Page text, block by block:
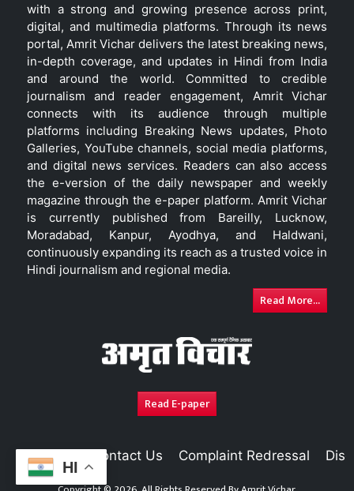
HI
with a strong and growing presence across print,
digital, and multimedia platforms. Through its news
portal, Amrit Vichar delivers the latest breaking news,
in-depth coverage, and updates in Hindi from India
and around the world. Committed to credible
journalism and reader engagement, Amrit Vichar
connects with its audience through multiple
platforms including Breaking News updates, Photo
Galleries, YouTube channels, social media platforms,
and digital news services. Readers can also access
the e-version of the daily newspaper and weekly
magazine through the e-paper platform. Amrit Vichar
is currently published from Bareilly, Lucknow,
Moradabad, Kanpur, Ayodhya, and Haldwani,
continuously expanding its reach as a trusted voice in
Hindi journalism and regional media.
Read More...
Read E-paper
About Us Contact Us Complaint Redressal